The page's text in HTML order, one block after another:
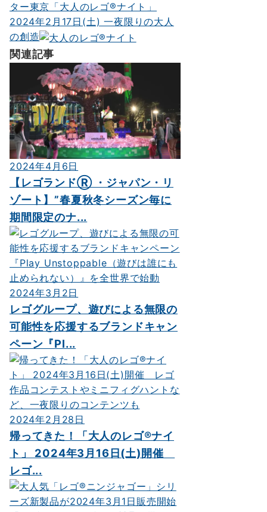
ター東京「大人のレゴ®ナイト」
2024年2月17日(土) 一夜限りの大人
の創造
関連記事
2024年4月6日
【レゴランドⓇ ・ジャパン・リ
ゾート】”春夏秋冬シーズン毎に
期間限定のナ...
2024年3月2日
レゴグループ、遊びによる無限の
可能性を応援するブランドキャン
ペーン『Pl...
2024年2月28日
帰ってきた！「大人のレゴ®ナイ
ト」 2024年3月16日(土)開催
レゴ...